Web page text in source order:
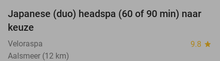
39%
Japanese (duo) headspa (60 of 90 min) naar
keuze
Veloraspa 9.8 star
Aalsmeer (12 km)